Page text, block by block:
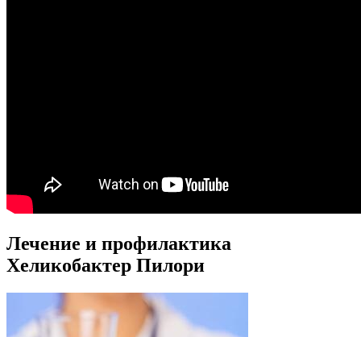
Лечение и профилактика
Хеликобактер Пилори